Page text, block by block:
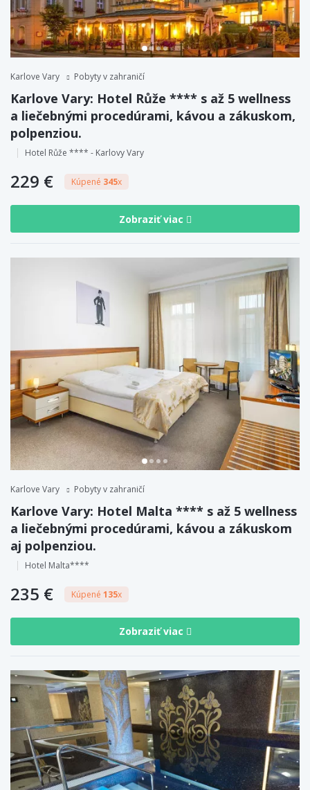
Karlove Vary Pobyty v zahraničí
Karlove Vary: Hotel Růže **** s až 5 wellness
a liečebnými procedúrami, kávou a zákuskom,
polpenziou.
Hotel Růže **** - Karlovy Vary
229 € Kúpené 345x
Zobraziť viac
Karlove Vary Pobyty v zahraničí
Karlove Vary: Hotel Malta **** s až 5 wellness
a liečebnými procedúrami, kávou a zákuskom
aj polpenziou.
Hotel Malta****
235 € Kúpené 135x
Zobraziť viac